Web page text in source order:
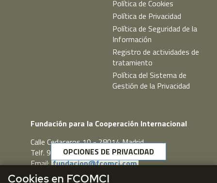
Política de Cookies
Política de Privacidad
Política de Seguridad de la
Información
Registro de actividades de
tratamiento
Política del Sistema de
Gestión de la Privacidad
Fundación para la Cooperación Internacional
Calle Cedaceros,10 - 28014 Madrid
Telf. 91 431 77 80
Email: fundacion@fcomci.com
OPCIONES DE PRIVACIDAD
Cookies en FCOMCI